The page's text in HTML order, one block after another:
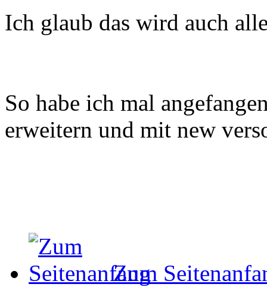
Ich glaub das wird auch
So habe ich mal
erweitern und mit new
Zum